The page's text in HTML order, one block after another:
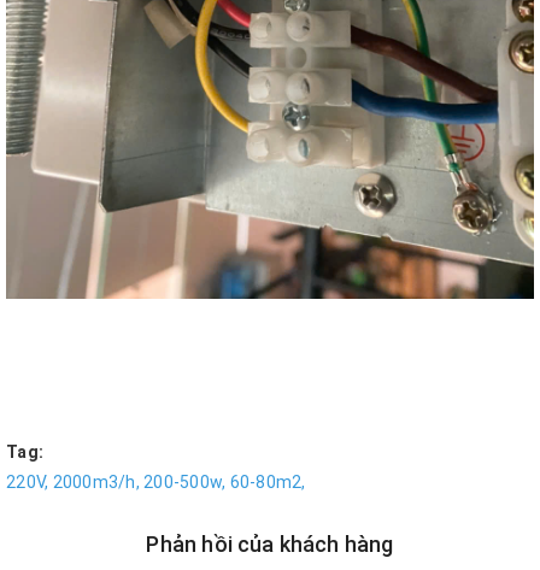
Tag:
220V, 2000m3/h, 200-500w, 60-80m2,
Phản hồi của khách hàng